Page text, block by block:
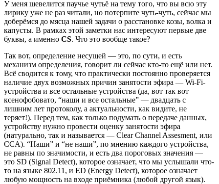
У меня шевелится паучье чутьё на тему того, что вы всю эту
лирику уже не раз читали, но потерпите чуть-чуть, сейчас мы
доберёмся до мясца нашей задачи о расстановке козы, волка и
капусты. В рамках этой заметки нас интересуют первые две
буквы, а именно CS. Что это вообще такое?
Так вот, определение несущей — это, по сути, и есть
механизм определения, говорит ли сейчас кто-то ещё или нет.
Всё сводится к тому, что практически постоянно проверяется
наличие двух возможных причин занятости эфира — Wi-Fi-
устройства и все остальные устройства (да, вот так вот
ксенофобовато, “наши и все остальные” — двадцать с
лишним лет протоколу, а актуальности, как видите, не
теряет!). Перед тем, как только подумать о передаче данных,
устройству нужно провести оценку занятости эфира
(натурально, так и называется — Clear Channel Assesment, или
CCA). “Наши” и “не наши”, по мнению каждого устройства,
не равны по значимости, и есть два пороговых значения —
это SD (Signal Detect), которое означает, что мы услышали что-
то на языке 802.11, и ED (Energy Detect), которое означает
любую мощность на входе приёмника (любой другой язык).